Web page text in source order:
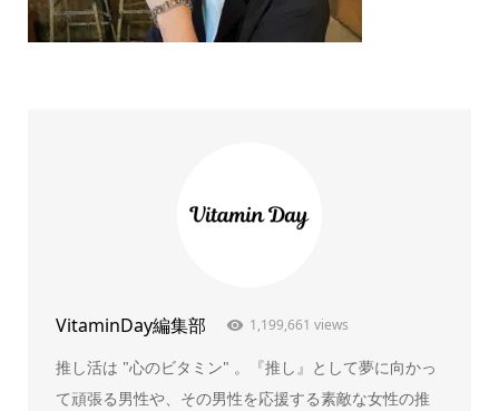
VitaminDay編集部 1,199,661 views
推し活は "心のビタミン" 。『推し』として夢に向かっ
て頑張る男性や、その男性を応援する素敵な女性の推